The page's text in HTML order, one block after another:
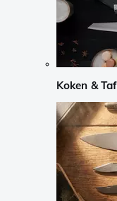
Koken &